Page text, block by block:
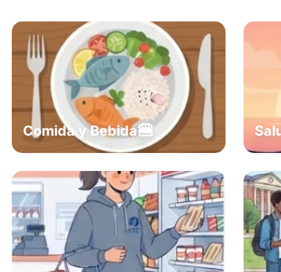
Comida y Bebida🍔